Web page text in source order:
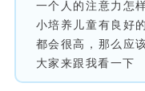
一个人的注意力怎
小培养儿童有良好
都会很高，那么应
大家来跟我看一下